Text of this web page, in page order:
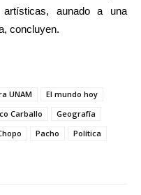
artísticas, aunado a una
concluyen.
UNAM
El mundo hoy
Carballo
Geografía
Pacho
Política